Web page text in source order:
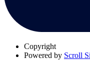
Copyright
Powered by Scroll